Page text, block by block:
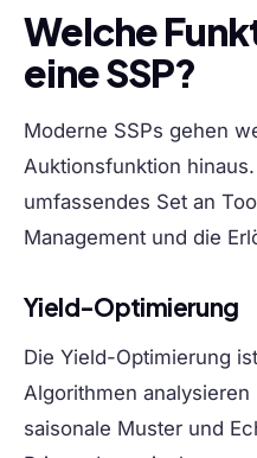
Welche
eine SSP?
Moderne SSPs gehen
Auktionsfunktion
umfassendes Set an
Management und die
Yield-Optimierung
Die Yield-Optimierung
Algorithmen
saisonale Muster und